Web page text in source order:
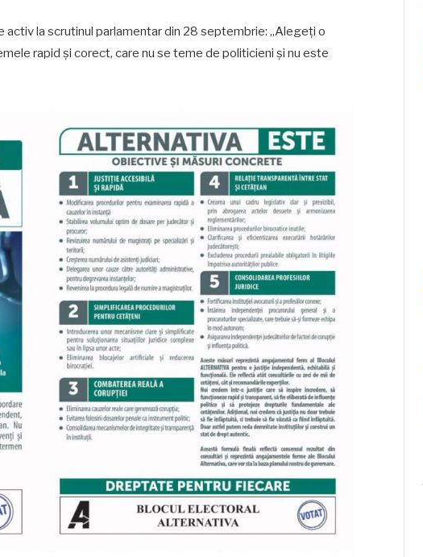
la scrutinul parlamentar din 28 septembrie: „Alegeți o
rapid și corect, care nu se teme de politicieni și nu este